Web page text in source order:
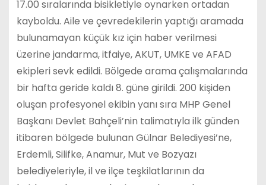
17.00 sıralarında bisikletiyle oynarken ortadan
kayboldu. Aile ve çevredekilerin yaptığı aramada
bulunamayan küçük kız için haber verilmesi
üzerine jandarma, itfaiye, AKUT, UMKE ve AFAD
ekipleri sevk edildi. Bölgede arama çalışmalarında
bir hafta geride kaldı 8. güne girildi. 200 kişiden
oluşan profesyonel ekibin yanı sıra MHP Genel
Başkanı Devlet Bahçeli’nin talimatıyla ilk günden
itibaren bölgede bulunan Gülnar Belediyesi’ne,
Erdemli, Silifke, Anamur, Mut ve Bozyazı
belediyeleriyle, il ve ilçe teşkilatlarının da